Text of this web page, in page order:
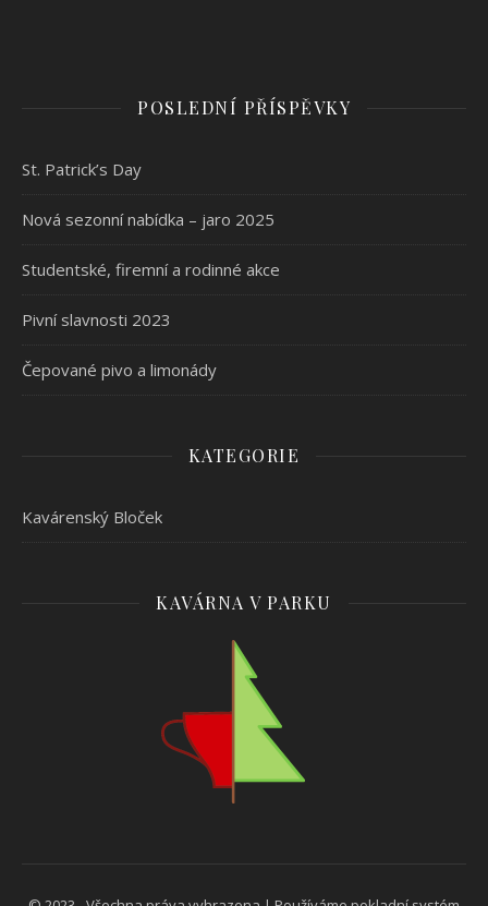
POSLEDNÍ PŘÍSPĚVKY
St. Patrick’s Day
Nová sezonní nabídka – jaro 2025
Studentské, firemní a rodinné akce
Pivní slavnosti 2023
Čepované pivo a limonády
KATEGORIE
Kavárenský Bloček
KAVÁRNA V PARKU